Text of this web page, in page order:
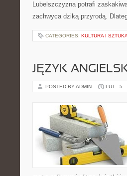
Lubelszczyzna potrafi
zachwyca dziką przyrodą.
CATEGORIES: KULTURA I SZTUKA
JĘZYK
POSTED BY ADMIN LUT - 5 -